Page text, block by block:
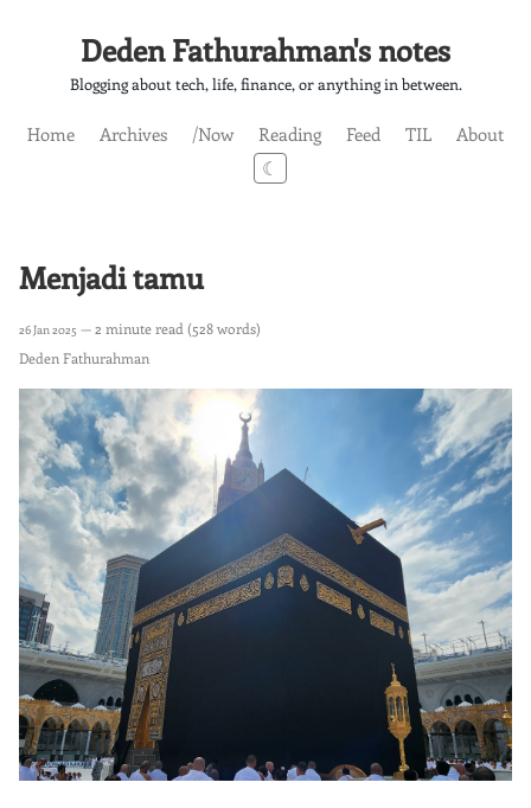
Deden Fathurahman's notes
Blogging about tech, life, finance, or anything in between.
Home Archives /Now Reading Feed TIL
About
☾
Menjadi tamu
26 Jan 2025 — 2 minute read (528 words)
Deden Fathurahman